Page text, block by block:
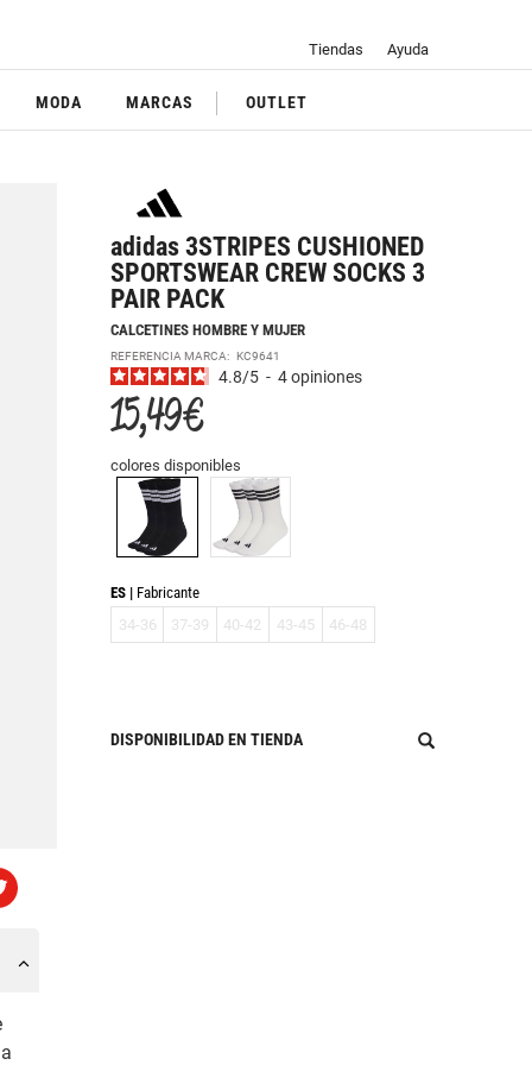
Tiendas Ayuda
MODA MARCAS OUTLET
adidas 3STRIPES CUSHIONED
SPORTSWEAR CREW SOCKS 3
PAIR PACK
CALCETINES HOMBRE Y MUJER
REFERENCIA MARCA:KC9641
4.8/5 - 4opiniones
15,49 €
colores disponibles
ES
Fabricante
34-36
37-39 40-42 43-45 46-48
DISPONIBILIDAD EN TIENDA